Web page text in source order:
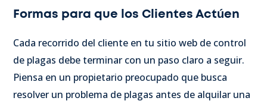
Formas para que los Clientes Actúen
Cada recorrido del cliente en tu sitio web de control
de plagas debe terminar con un paso claro a seguir.
Piensa en un propietario preocupado que busca
resolver un problema de plagas antes de alquilar una